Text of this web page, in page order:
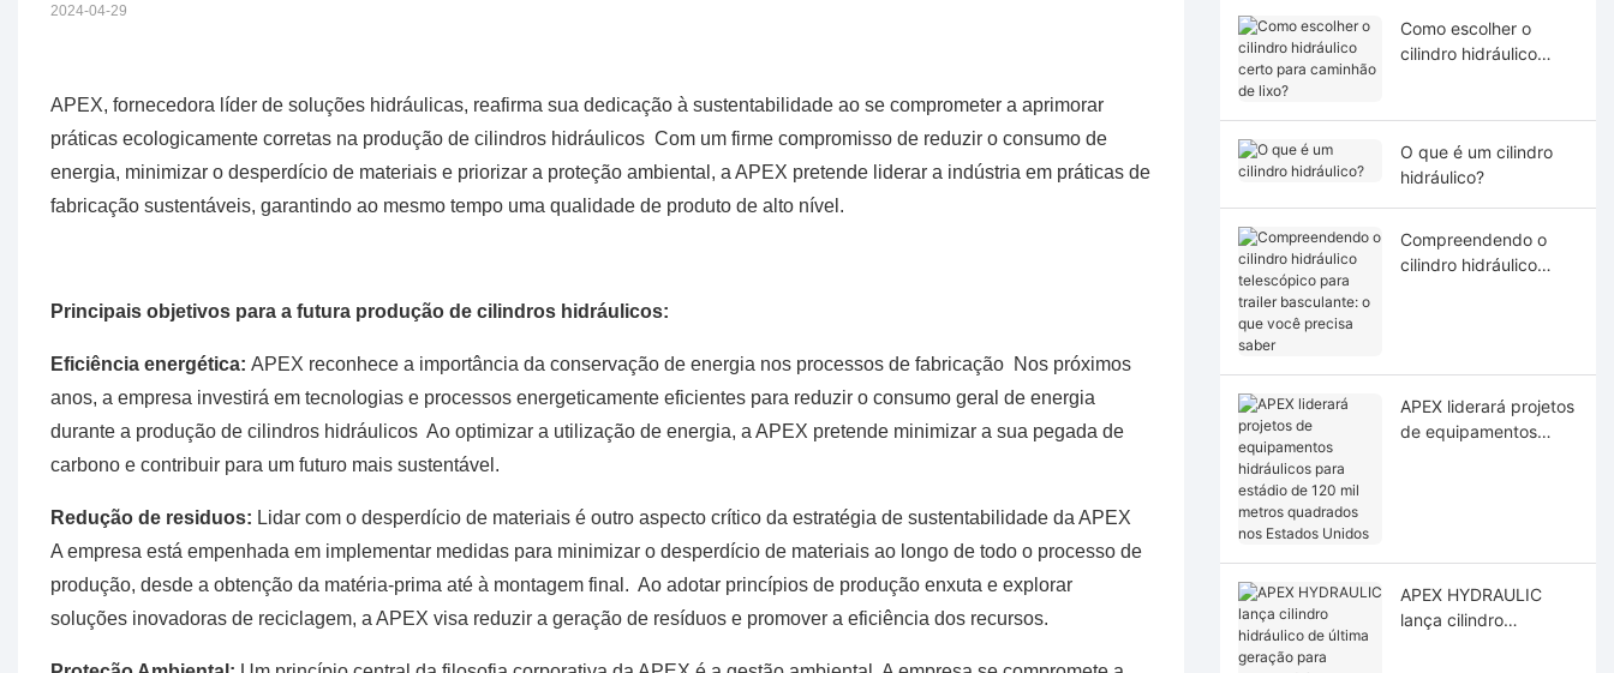
2024-04-29
APEX, fornecedora líder de soluções hidráulicas, reafirma sua dedicação à sustentabilidade ao se comprometer a aprimorar
práticas ecologicamente corretas na produção de cilindros hidráulicos Com um firme compromisso de reduzir o consumo de
energia, minimizar o desperdício de materiais e priorizar a proteção ambiental, a APEX pretende liderar a indústria em práticas de
fabricação sustentáveis, garantindo ao mesmo tempo uma qualidade de produto de alto nível.
Principais objetivos para a futura produção de cilindros hidráulicos:
Eficiência energética: APEX reconhece a importância da conservação de energia nos processos de fabricação Nos próximos
anos, a empresa investirá em tecnologias e processos energeticamente eficientes para reduzir o consumo geral de energia
durante a produção de cilindros hidráulicos Ao optimizar a utilização de energia, a APEX pretende minimizar a sua pegada de
carbono e contribuir para um futuro mais sustentável.
Redução de residuos: Lidar com o desperdício de materiais é outro aspecto crítico da estratégia de sustentabilidade da APEX
A empresa está empenhada em implementar medidas para minimizar o desperdício de materiais ao longo de todo o processo de
produção, desde a obtenção da matéria-prima até à montagem final. Ao adotar princípios de produção enxuta e explorar
soluções inovadoras de reciclagem, a APEX visa reduzir a geração de resíduos e promover a eficiência dos recursos.
Como escolher o
cilindro hidráulico
O que é um cilindro
hidráulico?
Compreendendo o
cilindro hidráulico
APEX liderará projetos
de equipamentos
APEX HYDRAULIC
lança cilindro